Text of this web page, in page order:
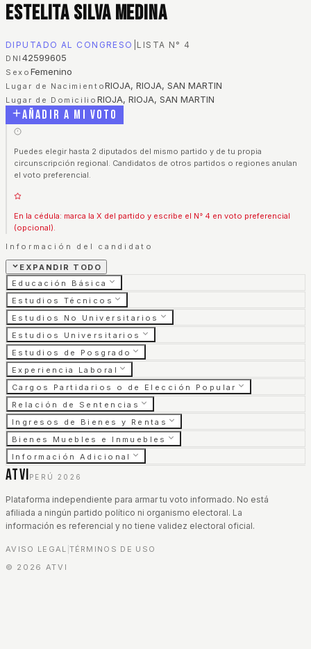
Estelita Silva Medina
DIPUTADO AL CONGRESO LISTA N° 4
DNI 42599605
Sexo Femenino
Lugar de NacimientoRIOJA, RIOJA, SAN MARTIN
Lugar de Domicilio RIOJA, RIOJA, SAN MARTIN
Añadir a mi voto
Puedes elegir hasta 2 diputados del mismo partido y de tu propia
circunscripción regional. Candidatos de otros partidos o regiones anulan
el voto preferencial.
En la cédula: marca la X del partido y escribe el N° 4 en voto preferencial
(opcional).
Información del candidato
EXPANDIR TODO
Educación Básica
Estudios Técnicos
Estudios No Universitarios
Estudios Universitarios
Estudios de Posgrado
Experiencia Laboral
Cargos Partidarios o de Elección Popular
Relación de Sentencias
Ingresos de Bienes y Rentas
Bienes Muebles e Inmuebles
Información Adicional
ATVI PERÚ 2026
Plataforma independiente para armar tu voto informado. No está
afiliada a ningún partido político ni organismo electoral. La
información es referencial y no tiene validez electoral oficial.
AVISO LEGAL TÉRMINOS DE USO
© 2026 ATVI